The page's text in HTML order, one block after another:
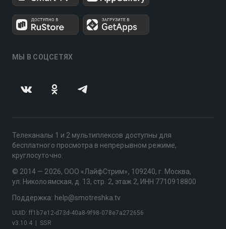
МЫ В СОЦСЕТЯХ
Телеканалы 1 и 2 мультиплексов доступны для
бесплатного просмотра в непрерывном режиме,
круглосуточно.
© 2014 — 2026, ООО «ЛайфСтрим», 109240, г. Москва,
ул. Николоямская, д. 13, стр. 2, этаж 2, ИНН 7710918800
Поддержка: help@smotreshka.tv
v3.10.4 SSR
UUID: ff1b7e12-d73d-40a8-9f98-078e7a272656